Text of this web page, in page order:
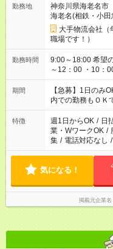
勤務地
神奈川県海老名市
海老名(相鉄・小田
大手物流会社（
職場です！）
勤務時間
9:00～18:00 希望の時間帯を選べます！ ＜シフト例＞ ・8：30
～12：00 ・10：
22：00 ・22：00
期間
【急募】1日のみ
内での勤務もＯ
特徴 週1日からOK / 日
業・WワークOK /
集 / 電話対応なし /
気になる！
掲載元企業名